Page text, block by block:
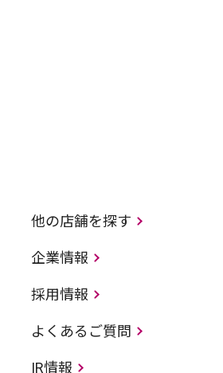
他の店舗を探す
企業情報
採用情報
よくあるご質問
IR情報